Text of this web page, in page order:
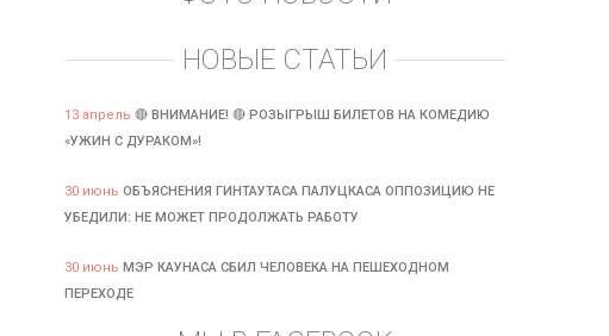
НОВЫЕ СТАТЬИ
13 апрель 🔴 ВНИМАНИЕ! 🔴 РОЗЫГРЫШ БИЛЕТОВ НА КОМЕДИЮ
«УЖИН С ДУРАКОМ»!
30 июнь ОБЪЯСНЕНИЯ ГИНТАУТАСА ПАЛУЦКАСА ОППОЗИЦИЮ НЕ
УБЕДИЛИ: НЕ МОЖЕТ ПРОДОЛЖАТЬ РАБОТУ
30 июнь МЭР КАУНАСА СБИЛ ЧЕЛОВЕКА НА ПЕШЕХОДНОМ
ПЕРЕХОДЕ